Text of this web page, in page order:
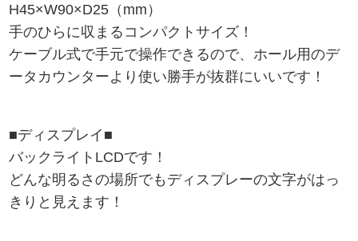
H45×W90×D25（mm）
手のひらに収まるコンパクトサイズ！
ケーブル式で手元で操作できるので、ホール用のデ
ータカウンターより使い勝手が抜群にいいです！
■ディスプレイ■
バックライトLCDです！
どんな明るさの場所でもディスプレーの文字がはっ
きりと見えます！